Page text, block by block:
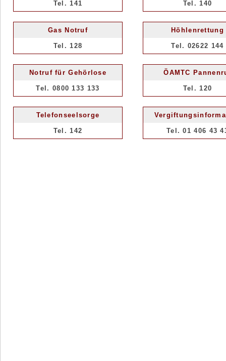
Tel. 141 Tel. 140
Gas Notruf
Tel. 128
Höhlenrettung
Tel. 02622 144
Notruf für Gehörlose
Tel. 0800 133 133
ÖAMTC
Tel. 120
Telefonseelsorge
Tel. 142 Tel. 01 406 43